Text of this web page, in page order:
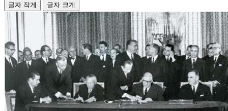
글자 작게 글자 크게